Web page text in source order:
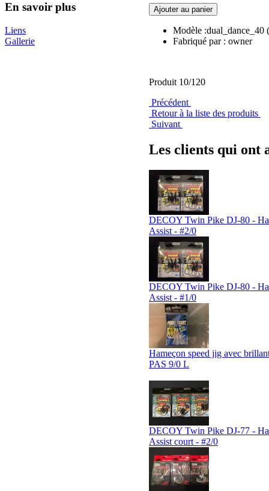
En savoir plus
Liens
Gallerie
Modèle :dual_dance_40
Fabriqué par : owner
Produit 10/120
Précédent
Retour à la liste des produits
Suivant
Les clients qui ont
DECOY Twin Pike DJ-80 -
Assist - #2/0
DECOY Twin Pike DJ-80 -
Assist - #1/0
Hameçon speed jig avec
PAS 9/0 L
DECOY Twin Pike DJ-77 -
Assist court - #2/0